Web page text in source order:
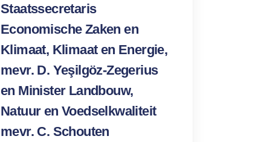
Staatssecretaris
Economische Zaken en
Klimaat, Klimaat en Energie,
mevr. D. Yeşilgöz-Zegerius
en Minister Landbouw,
Natuur en Voedselkwaliteit
mevr. C. Schouten